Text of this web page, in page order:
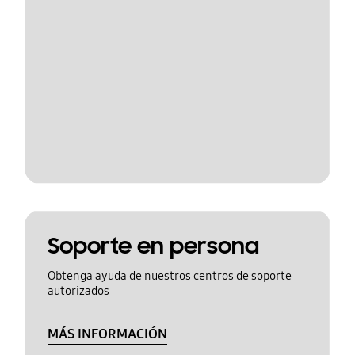
Soporte en persona
Obtenga ayuda de nuestros centros de soporte
autorizados
MÁS INFORMACIÓN